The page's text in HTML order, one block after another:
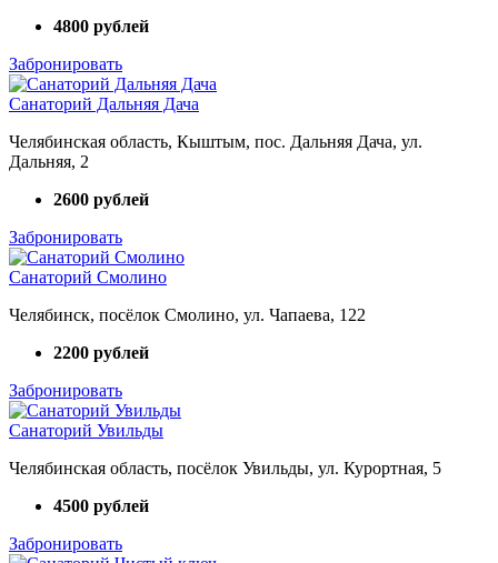
4800 рублей
Забронировать
Санаторий Дальняя Дача
Челябинская область, Кыштым, пос. Дальняя Дача, ул.
Дальняя, 2
2600 рублей
Забронировать
Санаторий Смолино
Челябинск, посёлок Смолино, ул. Чапаева, 122
2200 рублей
Забронировать
Санаторий Увильды
Челябинская область, посёлок Увильды, ул. Курортная, 5
4500 рублей
Забронировать